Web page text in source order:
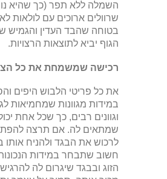
השמלה ללא תפר (כך שהיא
שרוולים ארוכים עם לולאות
בטוחה שהבד העדין והגמיש
הגוף יביא לתוצאות הרצויות.
רכישה שמשמחת את כל
את כל פריטי הלבוש היפים
במידות מגוונות שמחמיאות
וגוונים רבים, כך שכל אחת
שמתאים לה. אם תרצה
לרכוש את הבגד ולהניח
חשוב שתבחר במידות
הזוג ובבגד שיגרום לה